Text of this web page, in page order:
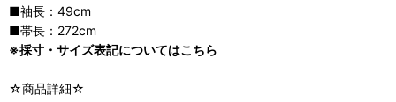
■袖長：49cm
■帯長：272cm
※採寸・サイズ表記についてはこちら
☆商品詳細☆